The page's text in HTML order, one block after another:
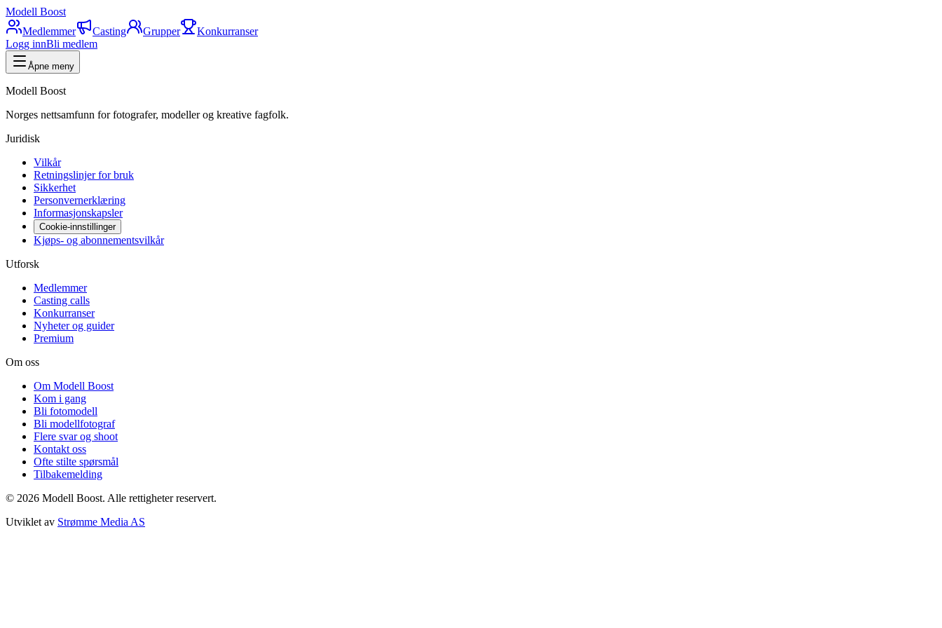
Modell Boost
Medlemmer
Casting Grupper
Konkurranser
Logg innBli medlem
Åpne meny
Modell Boost
Norges nettsamfunn for fotografer, modeller og kreative fagfolk.
Juridisk
Vilkår
Retningslinjer for bruk
Sikkerhet
Personvernerklæring
Informasjonskapsler
Cookie-innstillinger
Kjøps- og abonnementsvilkår
Utforsk
Medlemmer
Casting calls
Konkurranser
Nyheter og guider
Premium
Om oss
Om Modell Boost
Kom i gang
Bli fotomodell
Bli modellfotograf
Flere svar og shoot
Kontakt oss
Ofte stilte spørsmål
Tilbakemelding
© 2026 Modell Boost. Alle rettigheter reservert.
Utviklet av Strømme Media AS